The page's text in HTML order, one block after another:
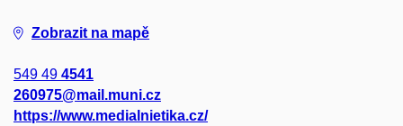
Zobrazit na mapě
549 49 4541
260975@mail.muni.cz
https://www.medialnietika.cz/